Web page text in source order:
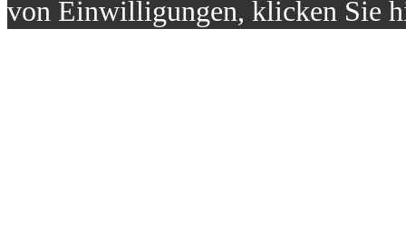
von Einwilligungen, klicken Sie